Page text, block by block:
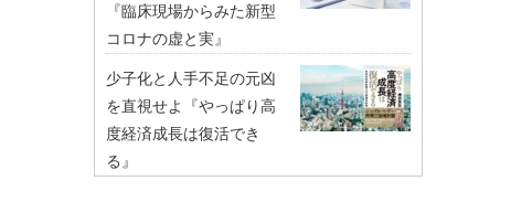
『臨床現場からみた新型
コロナの虚と実』
少子化と人手不足の元凶
を直視せよ『やっぱり高
度経済成長は復活でき
る』